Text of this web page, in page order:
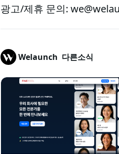
광고/제휴 문의:
Welaunch 다른소식